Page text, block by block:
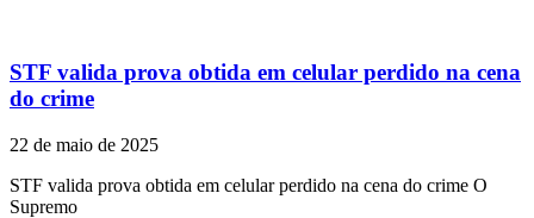
STF valida prova obtida em celular perdido na cena
do crime
22 de maio de 2025
STF valida prova obtida em celular perdido na cena do crime O
Supremo